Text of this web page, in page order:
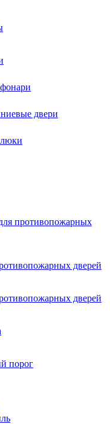
двери
противопожарных
дверей
дверей
порог